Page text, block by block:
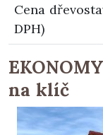
Cena
DPH)
na klíč